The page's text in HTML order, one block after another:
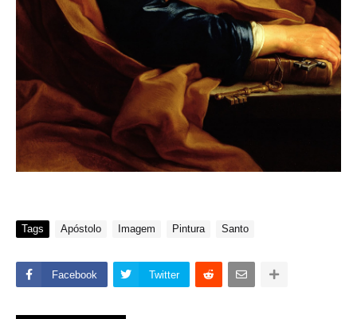
Tags Apóstolo Imagem Pintura Santo
Facebook Twitter